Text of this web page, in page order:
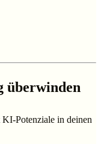
überwinden
Potenziale in deinen